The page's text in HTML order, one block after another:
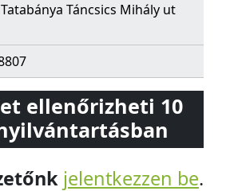
Táncsics Mihály ut
ellenőrizheti 10
jelentkezzen be.